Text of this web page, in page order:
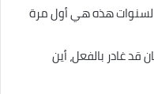
السنوات هذه هي أول مرة
قد غادر بالفعل، أين